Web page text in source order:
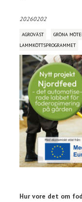
20260202
AGROVÄST GRÖNA
LAMMKÖTTSPROGRAMMET
Hur vore det om